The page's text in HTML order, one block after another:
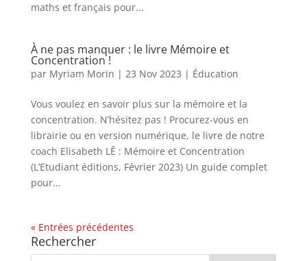
maths et français pour...
À ne pas manquer : le livre Mémoire et
Concentration !
par Myriam Morin | 23 Nov 2023 | Éducation
Vous voulez en savoir plus sur la mémoire et la
concentration. N’hésitez pas ! Procurez-vous en
librairie ou en version numérique, le livre de notre
coach Elisabeth LÊ : Mémoire et Concentration
(L’Etudiant éditions, Février 2023) Un guide complet
pour...
« Entrées précédentes
Rechercher